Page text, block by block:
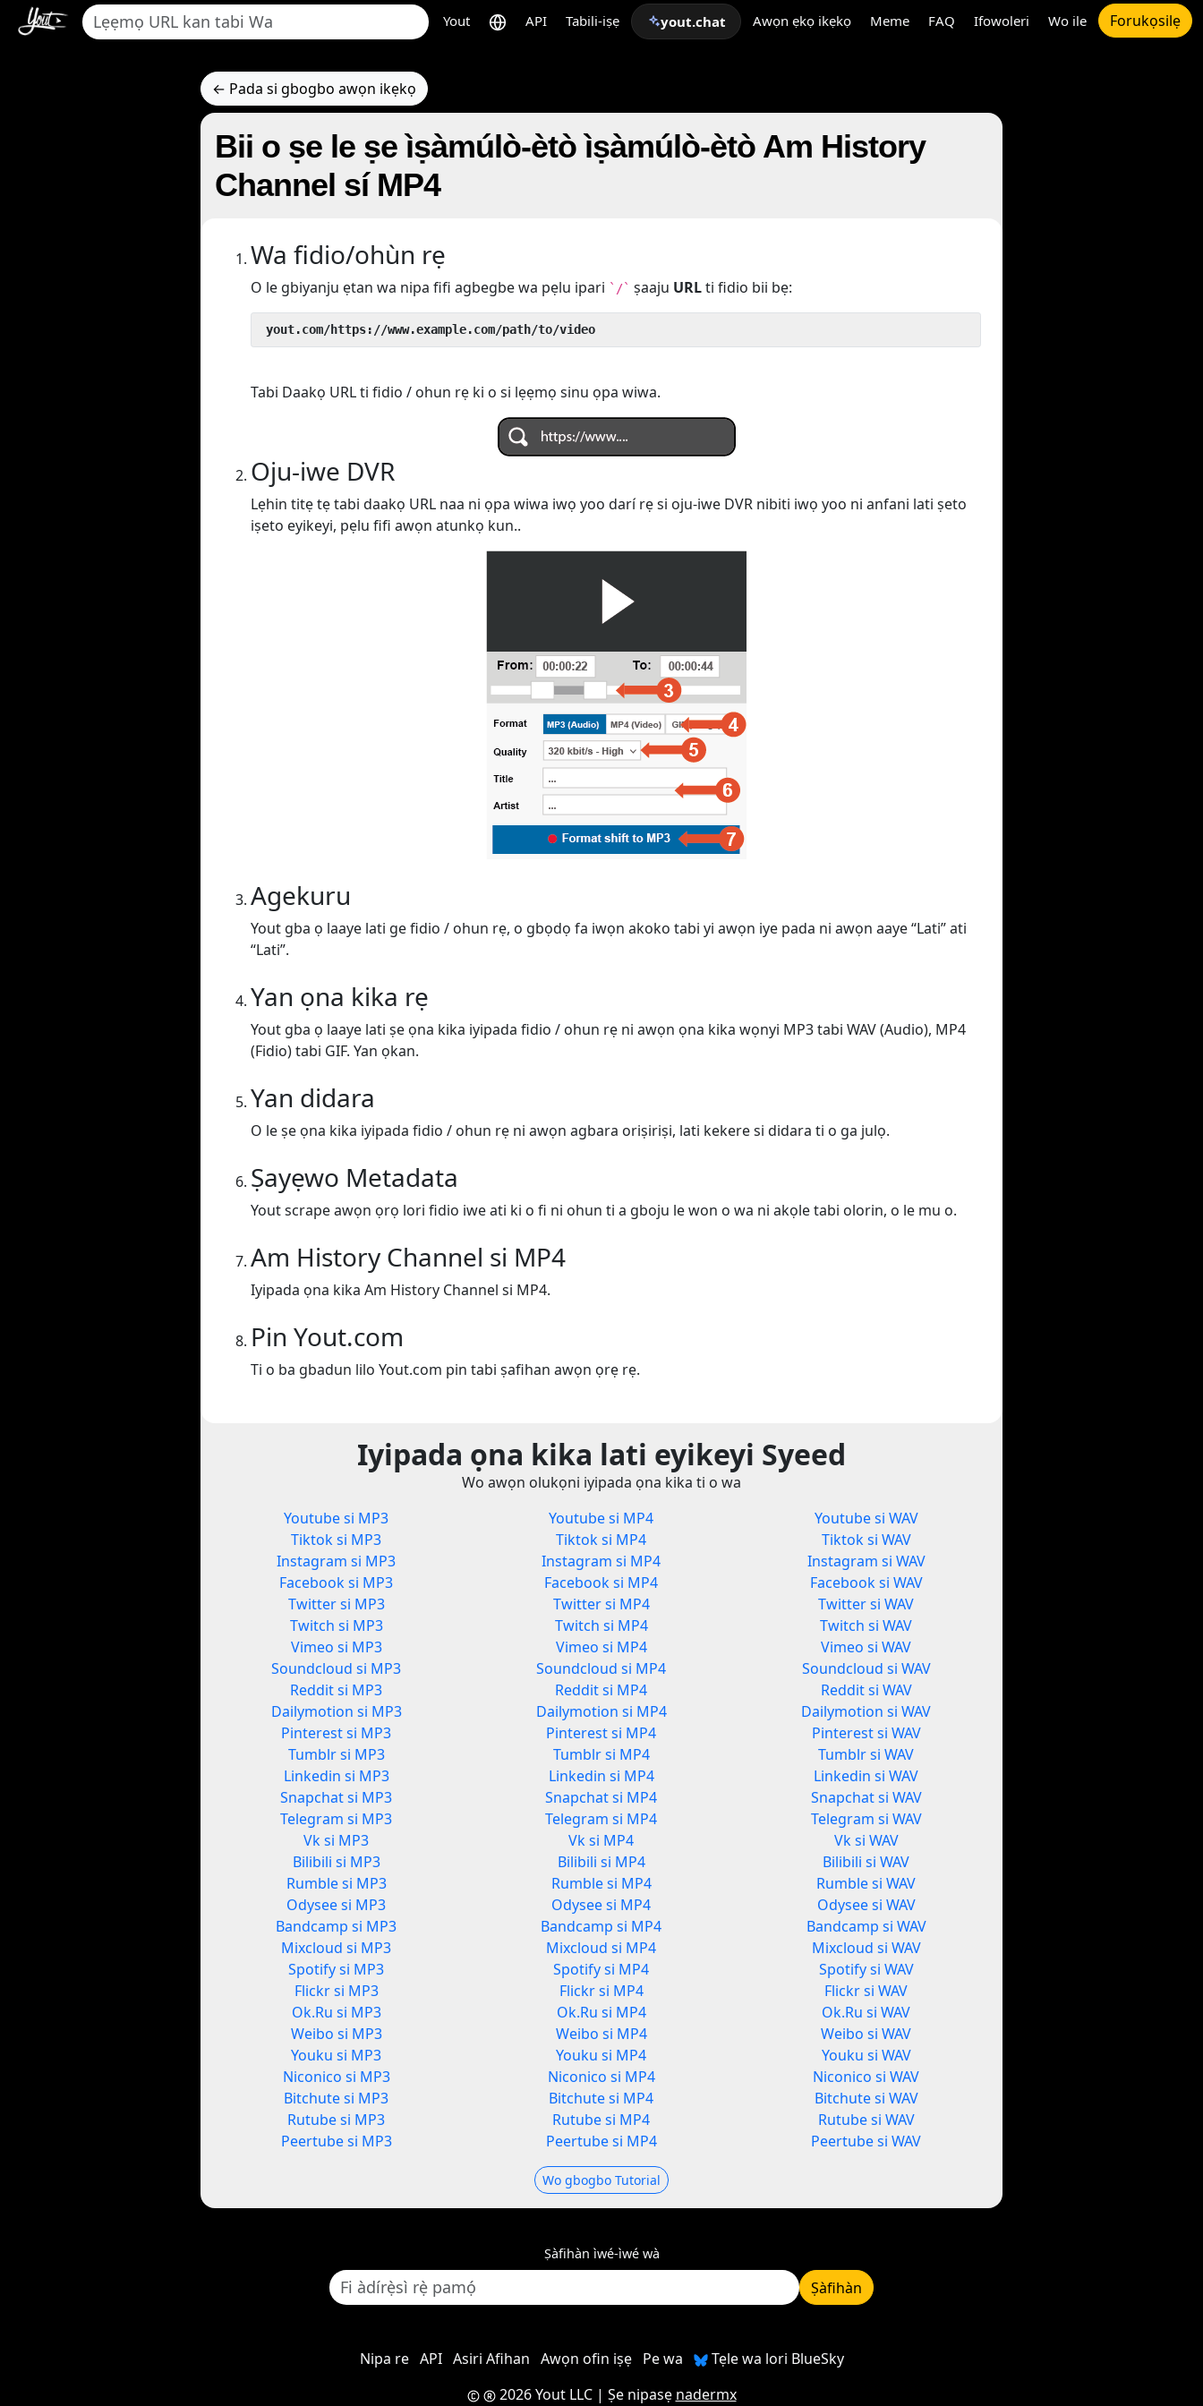
Yout API Tabili-iṣẹ yout.chat Awọn ẹkọ ikẹkọ Meme FAQ Ifowoleri Wo ile Forukọsilẹ
← Pada si gbogbo awọn ikẹkọ
Bii o ṣe le ṣe ìṣàmúlò-ètò ìṣàmúlò-ètò Am History
Channel sí MP4
Wa fidio/ohùn rẹ
O le gbiyanju ẹtan wa nipa fifi agbegbe wa pẹlu ipari `/` ṣaaju URLti fidio bii bẹ:
yout.com/https://www.example.com/path/to/video
Tabi Daakọ URL ti fidio / ohun rẹ ki o si lẹẹmọ sinu ọpa wiwa.
Oju-iwe DVR
Lẹhin titẹ tẹ tabi daakọ URL naa ni ọpa wiwa iwọ yoo darí rẹ si oju-iwe DVR nibiti iwọ yoo ni anfani lati ṣeto
iṣeto eyikeyi, pẹlu fifi awọn atunkọ kun..
Agekuru
Yout gba ọ laaye lati ge fidio / ohun rẹ, o gbọdọ fa iwọn akoko tabi yi awọn iye pada ni awọn aaye “Lati” ati
“Lati”.
Yan ọna kika rẹ
Yout gba ọ laaye lati ṣe ọna kika iyipada fidio / ohun rẹ ni awọn ọna kika wọnyi MP3 tabi WAV (Audio), MP4
(Fidio) tabi GIF. Yan ọkan.
Yan didara
O le ṣe ọna kika iyipada fidio / ohun rẹ ni awọn agbara oriṣiriṣi, lati kekere si didara ti o ga julọ.
Ṣayẹwo Metadata
Yout scrape awọn ọrọ lori fidio iwe ati ki o fi ni ohun ti a gboju le won o wa ni akọle tabi olorin, o le mu o.
Am History Channel si MP4
Iyipada ọna kika Am History Channel si MP4.
Pin Yout.com
Ti o ba gbadun lilo Yout.com pin tabi ṣafihan awọn ọrẹ rẹ.
Iyipada ọna kika lati eyikeyi Syeed
Wo awọn olukọni iyipada ọna kika ti o wa
Youtube si MP3
Tiktok si MP3
Instagram si MP3
Facebook si MP3
Twitter si MP3
Twitch si MP3
Vimeo si MP3
Soundcloud si MP3
Reddit si MP3
Dailymotion si MP3
Pinterest si MP3
Tumblr si MP3
Linkedin si MP3
Snapchat si MP3
Telegram si MP3
Vk si MP3
Bilibili si MP3
Rumble si MP3
Odysee si MP3
Bandcamp si MP3
Mixcloud si MP3
Spotify si MP3
Flickr si MP3
Ok.Ru si MP3
Weibo si MP3
Youku si MP3
Niconico si MP3
Bitchute si MP3
Rutube si MP3
Peertube si MP3
Youtube si MP4
Tiktok si MP4
Instagram si MP4
Facebook si MP4
Twitter si MP4
Twitch si MP4
Vimeo si MP4
Soundcloud si MP4
Reddit si MP4
Dailymotion si MP4
Pinterest si MP4
Tumblr si MP4
Linkedin si MP4
Snapchat si MP4
Telegram si MP4
Vk si MP4
Bilibili si MP4
Rumble si MP4
Odysee si MP4
Bandcamp si MP4
Mixcloud si MP4
Spotify si MP4
Flickr si MP4
Ok.Ru si MP4
Weibo si MP4
Youku si MP4
Niconico si MP4
Bitchute si MP4
Rutube si MP4
Peertube si MP4
Youtube si WAV
Tiktok si WAV
Instagram si WAV
Facebook si WAV
Twitter si WAV
Twitch si WAV
Vimeo si WAV
Soundcloud si WAV
Reddit si WAV
Dailymotion si WAV
Pinterest si WAV
Tumblr si WAV
Linkedin si WAV
Snapchat si WAV
Telegram si WAV
Vk si WAV
Bilibili si WAV
Rumble si WAV
Odysee si WAV
Bandcamp si WAV
Mixcloud si WAV
Spotify si WAV
Flickr si WAV
Ok.Ru si WAV
Weibo si WAV
Youku si WAV
Niconico si WAV
Bitchute si WAV
Rutube si WAV
Peertube si WAV
Wo gbogbo Tutorial
Ṣàfihàn ìwé-ìwé wà
Ṣàfihàn
Nipa re API Asiri Afihan Awọn ofin iṣẹ Pe wa
Tẹle wa lori BlueSky
2026 Yout LLC| Ṣe nipasẹ nadermx